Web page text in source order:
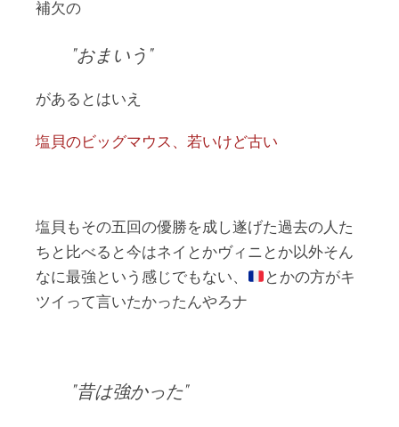
補欠の
おまいう
があるとはいえ
塩貝のビッグマウス、若いけど古い
塩貝もその五回の優勝を成し遂げた過去の人た
ちと比べると今はネイとかヴィニとか以外そん
なに最強という感じでもない、
とかの方がキ
ツイって言いたかったんやろナ
昔は強かった